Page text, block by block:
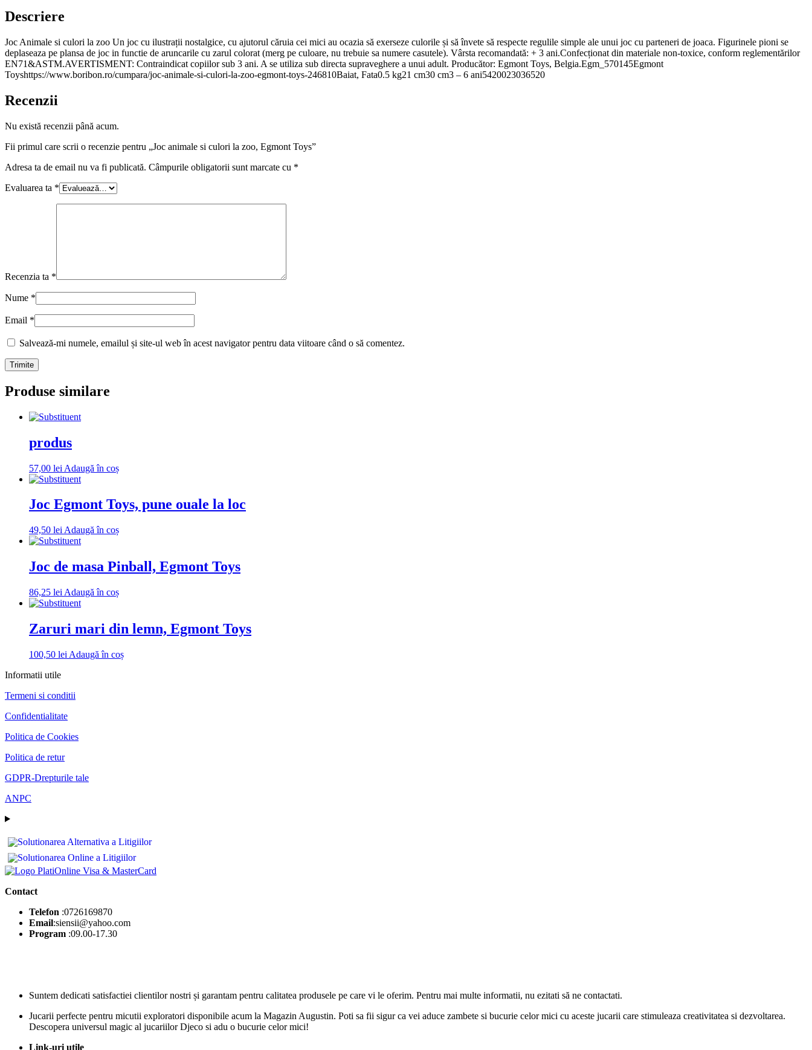
Egmont
Toys
Descriere
Joc Animale si culori la zoo Un joc cu ilustrații nostalgice, cu ajutorul căruia cei mici au ocazia să exerseze culorile și să învete să respecte regulile simple ale unui joc cu parteneri de joaca. Figurinele pioni se
deplaseaza pe plansa de joc in functie de aruncarile cu zarul colorat (merg pe culoare, nu trebuie sa numere casutele). Vârsta recomandată: + 3 ani.Confecționat din materiale non-toxice, conform reglementărilor
EN71&ASTM.AVERTISMENT: Contraindicat copiilor sub 3 ani. A se utiliza sub directa supraveghere a unui adult. Producător: Egmont Toys, Belgia.Egm_570145Egmont
Toyshttps://www.boribon.ro/cumpara/joc-animale-si-culori-la-zoo-egmont-toys-246810Baiat, Fata0.5 kg21 cm30 cm3 – 6 ani5420023036520
Recenzii
Nu există recenzii până acum.
Fii primul care scrii o recenzie pentru „Joc animale si culori la zoo, Egmont Toys”
Adresa ta de email nu va fi publicată. Câmpurile obligatorii sunt marcate cu *
Evaluarea ta *
Recenzia ta *
Nume *
Email *
Salvează-mi numele, emailul și site-ul web în acest navigator pentru data viitoare când o să comentez.
Produse similare
produs
57,00 lei Adaugă în coș
Joc Egmont Toys, pune ouale la loc
49,50 lei Adaugă în coș
Joc de masa Pinball, Egmont Toys
86,25 lei Adaugă în coș
Zaruri mari din lemn, Egmont Toys
100,50 lei Adaugă în coș
Informatii utile
Termeni si conditii
Confidentialitate
Politica de Cookies
Politica de retur
GDPR-Drepturile tale
ANPC
Contact
Telefon :0726169870
Email:siensii@yahoo.com
Program :09.00-17.30
Suntem dedicati satisfactiei clientilor nostri și garantam pentru calitatea produsele pe care vi le oferim. Pentru mai multe informatii, nu ezitati să ne contactati.
Jucarii perfecte pentru micutii exploratori disponibile acum la Magazin Augustin. Poti sa fii sigur ca vei aduce zambete si bucurie celor mici cu aceste jucarii care stimuleaza creativitatea si dezvoltarea.
Descopera universul magic al jucariilor Djeco si adu o bucurie celor mici!
Link-uri utile